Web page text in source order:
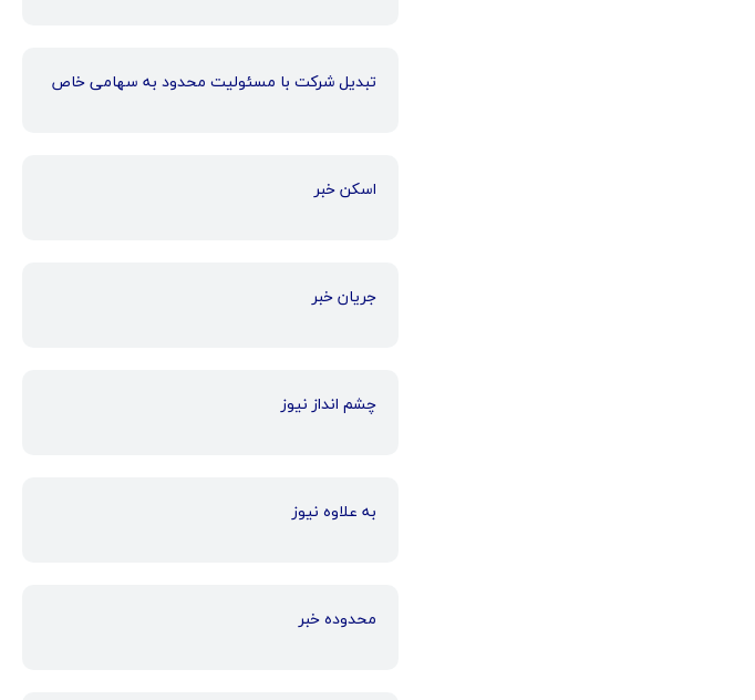
تبدیل شرکت با مسئولیت محدود به سهامی خاص
اسکن خبر
جریان خبر
چشم انداز نیوز
به علاوه نیوز
محدوده خبر